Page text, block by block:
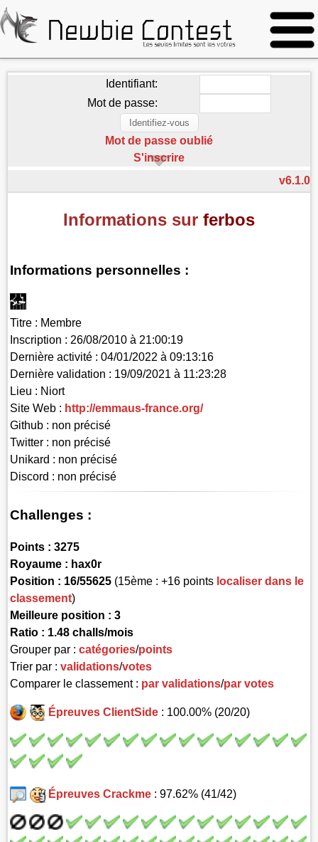
Identifiant:
Mot de passe:
Mot de passe oublié
S'inscrire
v6.1.0
Informations sur ferbos
Informations personnelles :
Titre : Membre
Inscription : 26/08/2010 à 21:00:19
Dernière activité : 04/01/2022 à 09:13:16
Dernière validation : 19/09/2021 à 11:23:28
Lieu : Niort
Site Web : http://emmaus-france.org/
Github : non précisé
Twitter : non précisé
Unikard : non précisé
Discord : non précisé
Challenges :
Points : 3275
Royaume : hax0r
Position : 16/55625 (15ème : +16 points localiser dans le
classement)
Meilleure position : 3
Ratio : 1.48 challs/mois
Grouper par :catégories/points
Trier par :validations/votes
Comparer le classement : par validations/par votes
Épreuves ClientSide: 100.00% (20/20)
Épreuves Crackme: 97.62% (41/42)